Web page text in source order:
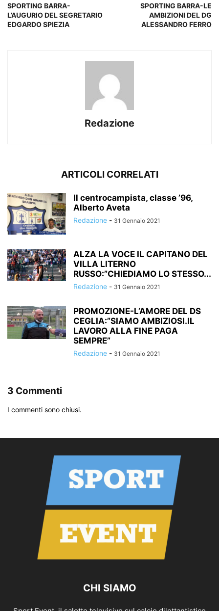
SPORTING BARRA-
L’AUGURIO DEL SEGRETARIO
EDGARDO SPIEZIA
SPORTING BARRA-LE
AMBIZIONI DEL DG
ALESSANDRO FERRO
Redazione
ARTICOLI CORRELATI
ll centrocampista, classe ’96,
Alberto Aveta
Redazione - 31 Gennaio 2021
ALZA LA VOCE IL CAPITANO DEL
VILLA LITERNO
RUSSO:”CHIEDIAMO LO STESSO...
Redazione - 31 Gennaio 2021
PROMOZIONE-L’AMORE DEL DS
CEGLIA:”SIAMO AMBIZIOSI.IL
LAVORO ALLA FINE PAGA
SEMPRE”
Redazione - 31 Gennaio 2021
3 Commenti
I commenti sono chiusi.
CHI SIAMO